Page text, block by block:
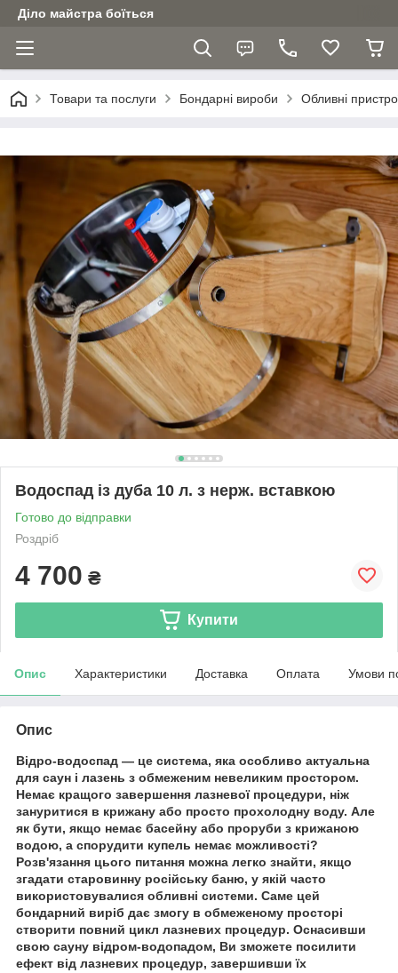
Діло майстра боїться
Товари та послуги Бондарні вироби Обливні
Водоспад із дуба 10 л. з нерж. вставкою
Готово до відправки
Роздріб
4 700 ₴
Купити
Опис Характеристики Доставка Оплата Умови
Опис
Відро-водоспад — це система, яка особливо актуальна
для саун і лазень з обмеженим невеликим простором.
Немає кращого завершення лазневої процедури, ніж
зануритися в крижану або просто прохолодну воду. Але
як бути, якщо немає басейну або проруби з крижаною
водою, а спорудити купель немає можливості?
Розв'язання цього питання можна легко знайти, якщо
згадати старовинну російську баню, у якій часто
використовувалися обливні системи. Саме цей
бондарний виріб дає змогу в обмеженому просторі
створити повний цикл лазневих процедур. Оснасивши
свою сауну відром-водопадом, Ви зможете посилити
ефект від лазневих процедур, завершивши їх